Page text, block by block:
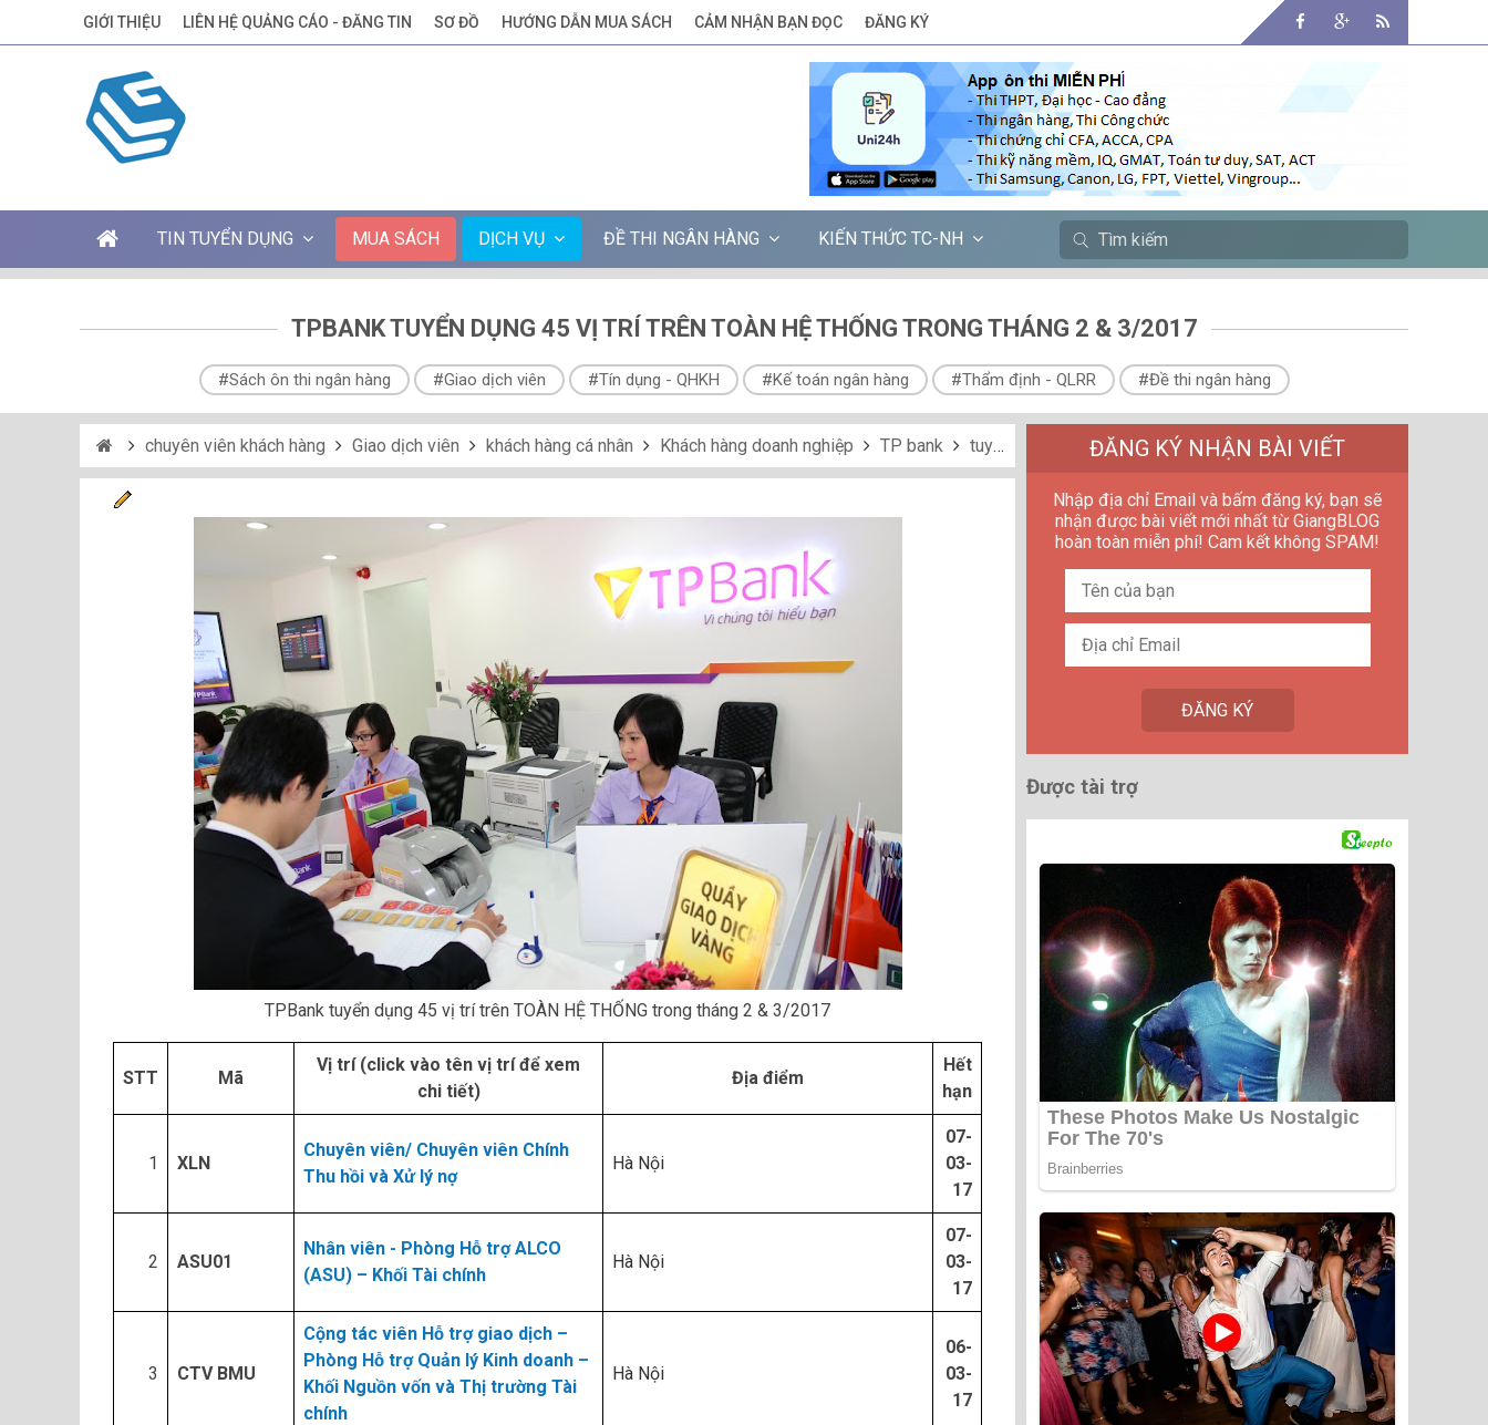
GIỚI THIỆU LIÊN HỆ QUẢNG CÁO - ĐĂNG TIN SƠ ĐỒ HƯỚNG DẪN MUA SÁCH CẢM NHẬN BẠN ĐỌC ĐĂNG KÝ
TIN TUYỂN DỤNG MUA SÁCH DỊCH VỤ ĐỀ THI NGÂN HÀNG KIẾN THỨC TC-NH
TPBANK TUYỂN DỤNG 45 VỊ TRÍ TRÊN TOÀN HỆ THỐNG TRONG THÁNG 2 & 3/2017
#Sách ôn thi ngân hàng #Giao dịch viên #Tín dụng - QHKH #Kế toán ngân hàng #Thẩm định - QLRR #Đề thi ngân hàng
chuyên viên khách hàng Giao dịch viên khách hàng cá nhân Khách hàng doanh nghiệp TP bank tuyển dụng TPBank tuyển dụng 45 vị trí trên TOÀN HỆ THỐNG
TPBank tuyển dụng 45 vị trí trên TOÀN HỆ THỐNG trong tháng 2 & 3/2017
STT Mã
Vị trí (click vào tên vị trí để xem
chi tiết)
Địa điểm
Hết
hạn
1​ XLN
Chuyên viên/ Chuyên viên Chính
Thu hồi và Xử lý nợ
Hà Nội
07-
03-
17
2​ ASU01
Nhân viên - Phòng Hỗ trợ ALCO
(ASU) – Khối Tài chính
Hà Nội
07-
03-
17
3​ CTV BMU
Cộng tác viên Hỗ trợ giao dịch –
Phòng Hỗ trợ Quản lý Kinh doanh –
Khối Nguồn vốn và Thị trường Tài
chính
Hà Nội
06-
03-
17
ĐĂNG KÝ NHẬN BÀI VIẾT
Nhập địa chỉ Email và bấm đăng ký, bạn sẽ
nhận được bài viết mới nhất từ GiangBLOG
hoàn toàn miễn phí! Cam kết không SPAM!
Được tài trợ